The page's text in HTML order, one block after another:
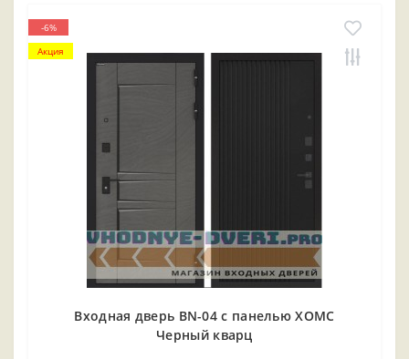
-6%
Акция
Входная дверь BN-04 с панелью ХОМС
Черный кварц